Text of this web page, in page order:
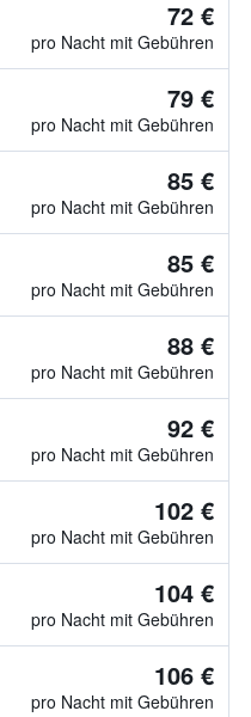
72 €
pro Nacht mit Gebühren
79 €
pro Nacht mit Gebühren
85 €
pro Nacht mit Gebühren
85 €
pro Nacht mit Gebühren
88 €
pro Nacht mit Gebühren
92 €
pro Nacht mit Gebühren
102 €
pro Nacht mit Gebühren
104 €
pro Nacht mit Gebühren
106 €
pro Nacht mit Gebühren